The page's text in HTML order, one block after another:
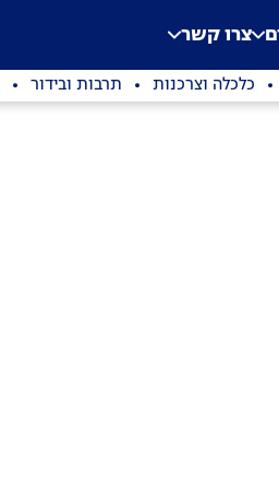
צרו קשר
כלכלה וצרכנות תרבות ובידור